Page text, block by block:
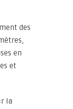
des
en
et
la